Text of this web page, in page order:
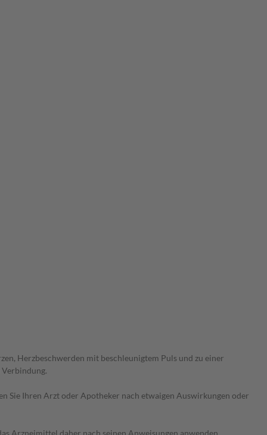
Herzbeschwerden mit beschleunigtem Puls und zu einer
Sie Ihren Arzt oder Apotheker nach etwaigen Auswirkungen oder
Arzneimittel daher nach seinen Anweisungen anwenden.